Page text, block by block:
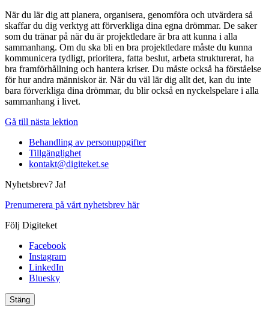
När du lär dig att planera, organisera, genomföra och utvärdera så
skaffar du dig verktyg att förverkliga dina egna drömmar. De saker
som du tränar på när du är projektledare är bra att kunna i alla
sammanhang. Om du ska bli en bra projektledare måste du kunna
kommunicera tydligt, prioritera, fatta beslut, arbeta strukturerat, ha
bra framförhållning och hantera kriser. Du måste också ha förståelse
för hur andra människor är. När du väl lär dig allt det, kan du inte
bara förverkliga dina drömmar, du blir också en nyckelspelare i alla
sammanhang i livet.
Gå till nästa lektion
Behandling av personuppgifter
Tillgänglighet
kontakt@digiteket.se
Nyhetsbrev? Ja!
Prenumerera på vårt nyhetsbrev här
Följ Digiteket
Facebook
Instagram
LinkedIn
Bluesky
Stäng